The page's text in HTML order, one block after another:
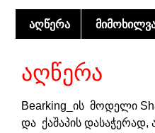
აღწერა
აღწერა
Bearking_ის მოდელი
და ქაშაპის